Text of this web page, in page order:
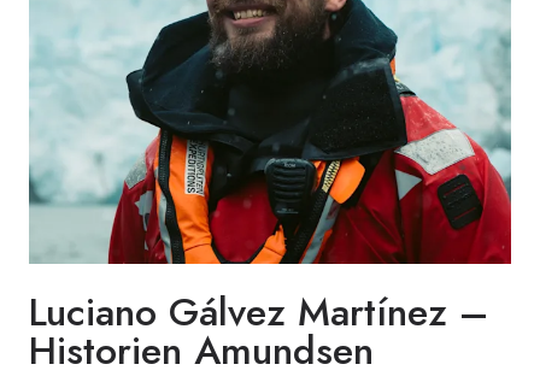
Luciano Gálvez Martínez –
Historien Amundsen